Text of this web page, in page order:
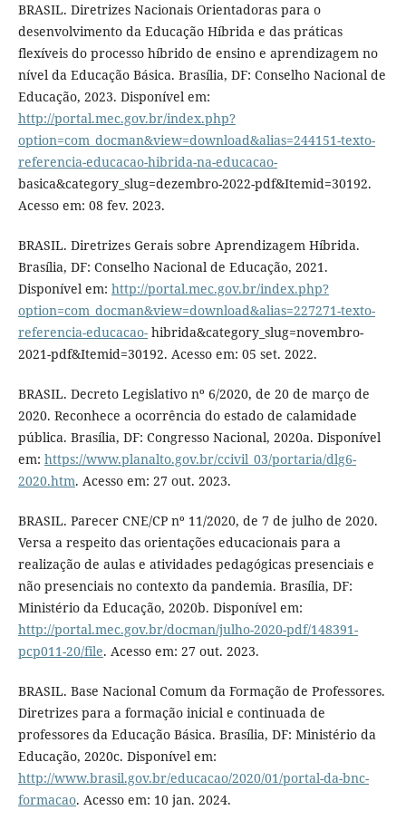
BRASIL. Diretrizes Nacionais Orientadoras para o
desenvolvimento da Educação Híbrida e das práticas
flexíveis do processo híbrido de ensino e aprendizagem no
nível da Educação Básica. Brasília, DF: Conselho Nacional de
Educação, 2023. Disponível em:
http://portal.mec.gov.br/index.php?
option=com_docman&view=download&alias=244151-texto-
referencia-educacao-hibrida-na-educacao-
basica&category_slug=dezembro-2022-pdf&Itemid=30192.
Acesso em: 08 fev. 2023.
BRASIL. Diretrizes Gerais sobre Aprendizagem Híbrida.
Brasília, DF: Conselho Nacional de Educação, 2021.
Disponível em: http://portal.mec.gov.br/index.php?
option=com_docman&view=download&alias=227271-texto-
referencia-educacao-hibrida&category_slug=novembro-
2021-pdf&Itemid=30192. Acesso em: 05 set. 2022.
BRASIL. Decreto Legislativo nº 6/2020, de 20 de março de
2020. Reconhece a ocorrência do estado de calamidade
pública. Brasília, DF: Congresso Nacional, 2020a. Disponível
em: https://www.planalto.gov.br/ccivil_03/portaria/dlg6-
2020.htm. Acesso em: 27 out. 2023.
BRASIL. Parecer CNE/CP nº 11/2020, de 7 de julho de 2020.
Versa a respeito das orientações educacionais para a
realização de aulas e atividades pedagógicas presenciais e
não presenciais no contexto da pandemia. Brasília, DF:
Ministério da Educação, 2020b. Disponível em:
http://portal.mec.gov.br/docman/julho-2020-pdf/148391-
pcp011-20/file. Acesso em: 27 out. 2023.
BRASIL. Base Nacional Comum da Formação de Professores.
Diretrizes para a formação inicial e continuada de
professores da Educação Básica. Brasília, DF: Ministério da
Educação, 2020c. Disponível em:
http://www.brasil.gov.br/educacao/2020/01/portal-da-bnc-
formacao. Acesso em: 10 jan. 2024.